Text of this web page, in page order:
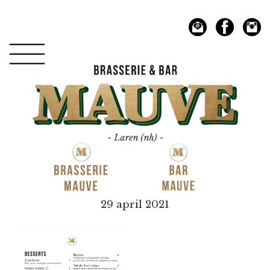
hoofdnavigatie
hoofd
inhoud
Mauve
29 april 2021